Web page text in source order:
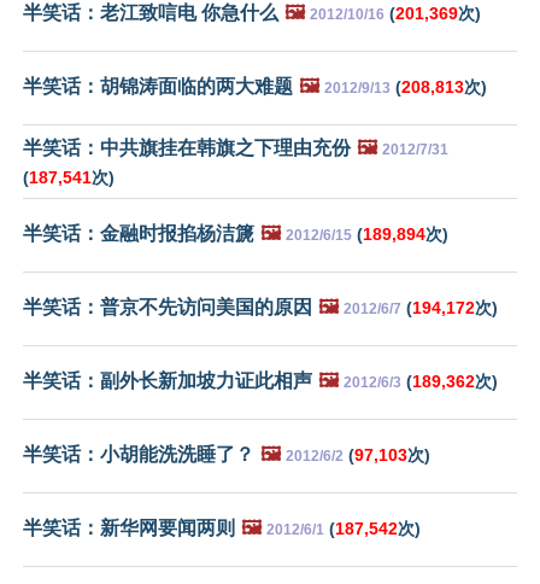
半笑话：老江致唁电 你急什么 🖼️ 2012/10/16 (201,369次)
半笑话：胡锦涛面临的两大难题 🖼️ 2012/9/13 (208,813次)
半笑话：中共旗挂在韩旗之下理由充份 🖼️ 2012/7/31
(187,541次)
半笑话：金融时报掐杨洁篪 🖼️ 2012/6/15 (189,894次)
半笑话：普京不先访问美国的原因 🖼️ 2012/6/7 (194,172次)
半笑话：副外长新加坡力证此相声 🖼️ 2012/6/3 (189,362次)
半笑话：小胡能洗洗睡了？ 🖼️ 2012/6/2 (97,103次)
半笑话：新华网要闻两则 🖼️ 2012/6/1 (187,542次)